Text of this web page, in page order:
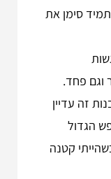
סימן את
פחד.
זה עדיין
הגדול
קטנה